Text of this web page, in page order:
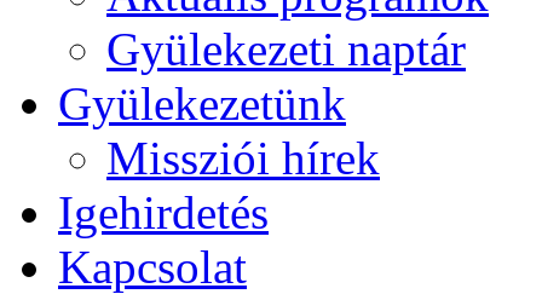
Gyülekezeti naptár
Gyülekezetünk
Missziói hírek
Igehirdetés
Kapcsolat